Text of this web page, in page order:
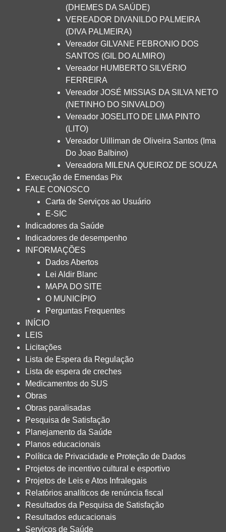
(DHEMES DA SAÚDE)
VEREADOR DIVANILDO PALMEIRA
(DIVA PALMEIRA)
Vereador GILVANE FEBRONIO DOS
SANTOS (GIL DO ALMIRO)
Vereador HUMBERTO SILVÉRIO
FERREIRA
Vereador JOSÉ MISSIAS DA SILVA NETO
(NETINHO DO SINVALDO)
Vereador JOSELITO DE LIMA PINTO
(LITO)
Vereador Uilliman de Oliveira Santos (Ima
Do Joao Balbino)
Vereadora MILENA QUEIROZ DE SOUZA
Execução de Emendas Pix
FALE CONOSCO
Carta de Serviços ao Usuário
E-SIC
Indicadores da Saúde
Indicadores de desempenho
INFORMAÇÕES
Dados Abertos
Lei Aldir Blanc
MAPA DO SITE
O MUNICÍPIO
Perguntas Frequentes
INÍCIO
LEIS
Licitações
Lista de Espera da Regulação
Lista de espera de creches
Medicamentos do SUS
Obras
Obras paralisadas
Pesquisa de Satisfação
Planejamento da Saúde
Planos educacionais
Política de Privacidade e Proteção de Dados
Projetos de incentivo cultural e esportivo
Projetos de Leis e Atos Infralegais
Relatórios analíticos de renúncia fiscal
Resultados da Pesquisa de Satisfação
Resultados educacionais
Serviços de Saúde